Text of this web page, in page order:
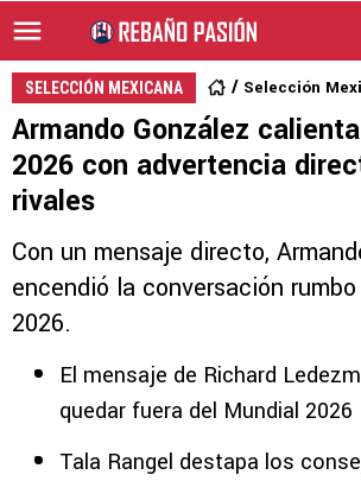
SELECCIÓN MEXICANA Selección
Armando González
2026 con advertencia
rivales
Con un mensaje directo,
encendió la conversación
2026.
El mensaje de Richard
quedar fuera del Mundial 2026
Tala Rangel destapa los